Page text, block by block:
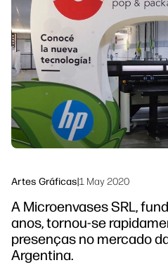
Siga-nos
linkedIn
Soluções de processo de
Sustentabilidade
Artes Gráficas|1 May 2020
A Microenvases SRL,
anos, tornou-se
presenças no mercado
Argentina.